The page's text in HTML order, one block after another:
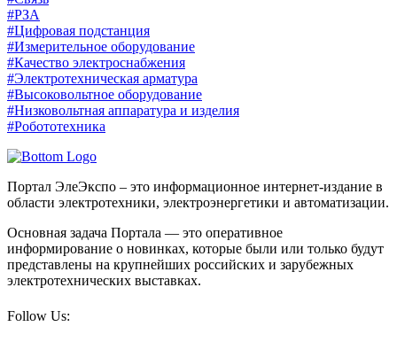
#РЗА
#Цифровая подстанция
#Измерительное оборудование
#Качество электроснабжения
#Электротехническая арматура
#Высоковольтное оборудование
#Низковольтная аппаратура и изделия
#Робототехника
Портал ЭлеЭкспо – это информационное интернет-издание в
области электротехники, электроэнергетики и автоматизации.
Основная задача Портала — это оперативное
информирование о новинках, которые были или только будут
представлены на крупнейших российских и зарубежных
электротехнических выставках.
Follow Us: